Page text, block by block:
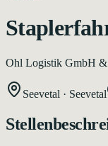
Ohl Logistik GmbH
Seevetal · Seevetal